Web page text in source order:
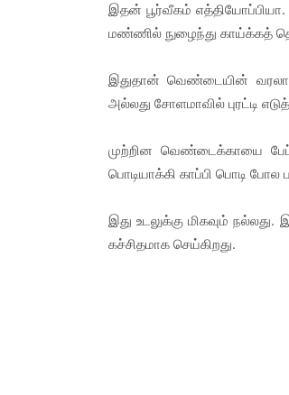
இதன் பூர்வீகம் எத்தியோப்பியா.
மண்ணில் நுழைந்து காய்க்கத்
இதுதான் வெண்டையின்
அல்லது சோளமாவில் புரட்டி
முற்றின வெண்டைக்காயை
பொடியாக்கி காப்பி பொடி போல
இது உடலுக்கு மிகவும்
கச்சிதமாக செய்கிறது.